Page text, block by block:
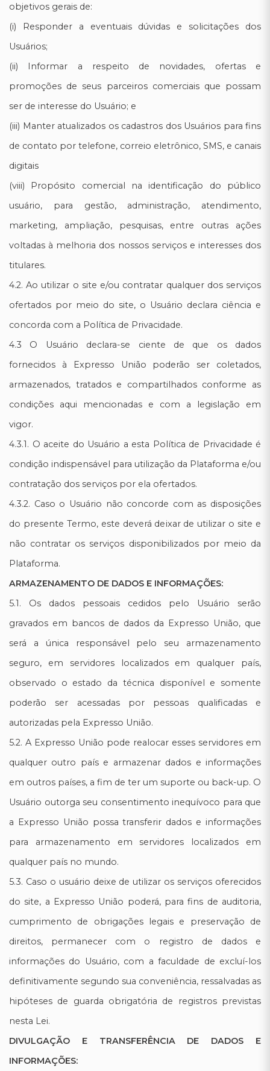
objetivos gerais de:
(i) Responder a eventuais dúvidas e solicitações dos
Usuários;
(ii) Informar a respeito de novidades, ofertas e
promoções de seus parceiros comerciais que possam
ser de interesse do Usuário; e
(iii) Manter atualizados os cadastros dos Usuários para fins
de contato por telefone, correio eletrônico, SMS, e canais
digitais
(viii) Propósito comercial na identificação do público
usuário, para gestão, administração, atendimento,
marketing, ampliação, pesquisas, entre outras ações
voltadas à melhoria dos nossos serviços e interesses dos
titulares.
4.2. Ao utilizar o site e/ou contratar qualquer dos serviços
ofertados por meio do site, o Usuário declara ciência e
concorda com a Política de Privacidade.
4.3 O Usuário declara-se ciente de que os dados
fornecidos à Expresso União poderão ser coletados,
armazenados, tratados e compartilhados conforme as
condições aqui mencionadas e com a legislação em
vigor.
4.3.1. O aceite do Usuário a esta Política de Privacidade é
condição indispensável para utilização da Plataforma e/ou
contratação dos serviços por ela ofertados.
4.3.2. Caso o Usuário não concorde com as disposições
do presente Termo, este deverá deixar de utilizar o site e
não contratar os serviços disponibilizados por meio da
Plataforma.
ARMAZENAMENTO DE DADOS E INFORMAÇÕES:
5.1. Os dados pessoais cedidos pelo Usuário serão
gravados em bancos de dados da Expresso União, que
será a única responsável pelo seu armazenamento
seguro, em servidores localizados em qualquer país,
observado o estado da técnica disponível e somente
poderão ser acessadas por pessoas qualificadas e
autorizadas pela Expresso União.
5.2. A Expresso União pode realocar esses servidores em
qualquer outro país e armazenar dados e informações
em outros países, a fim de ter um suporte ou back-up. O
Usuário outorga seu consentimento inequívoco para que
a Expresso União possa transferir dados e informações
para armazenamento em servidores localizados em
qualquer país no mundo.
5.3. Caso o usuário deixe de utilizar os serviços oferecidos
do site, a Expresso União poderá, para fins de auditoria,
cumprimento de obrigações legais e preservação de
direitos, permanecer com o registro de dados e
informações do Usuário, com a faculdade de excluí-los
definitivamente segundo sua conveniência, ressalvadas as
hipóteses de guarda obrigatória de registros previstas
nesta Lei.
DIVULGAÇÃO E TRANSFERÊNCIA DE DADOS E
INFORMAÇÕES: